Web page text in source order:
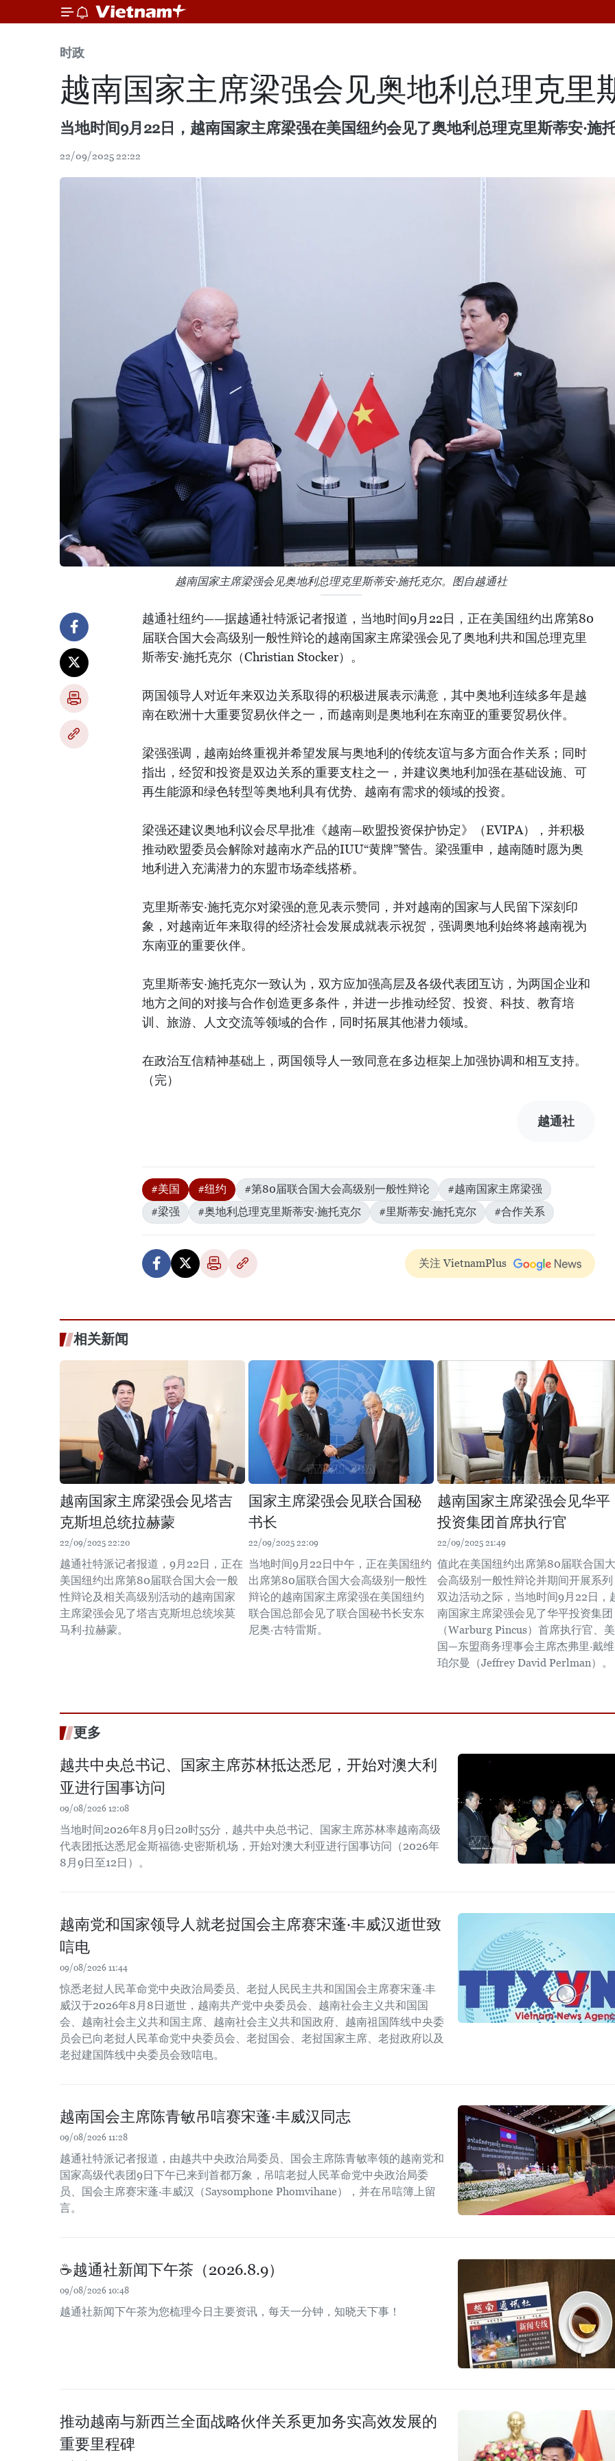
时政
越南国家主席梁强会见奥地利总理克里
当地时间9月22日，越南国家主席梁强在美国纽约会见了奥地利总理克里斯蒂安·施
22/09/2025 22:22
越南国家主席梁强会见奥地利总理克里斯蒂安·施托克尔。图自越通社
越通社纽约——据越通社特派记者报道，当地时间9月22日，正在美国纽约出席第80
届联合国大会高级别一般性辩论的越南国家主席梁强会见了奥地利共和国总理克里
斯蒂安·施托克尔（Christian Stocker）。
两国领导人对近年来双边关系取得的积极进展表示满意，其中奥地利连续多年是越
南在欧洲十大重要贸易伙伴之一，而越南则是奥地利在东南亚的重要贸易伙伴。
梁强强调，越南始终重视并希望发展与奥地利的传统友谊与多方面合作关系；同时
指出，经贸和投资是双边关系的重要支柱之一，并建议奥地利加强在基础设施、可
再生能源和绿色转型等奥地利具有优势、越南有需求的领域的投资。
梁强还建议奥地利议会尽早批准《越南—欧盟投资保护协定》（EVIPA），并积极
推动欧盟委员会解除对越南水产品的IUU“黄牌”警告。梁强重申，越南随时愿为奥
地利进入充满潜力的东盟市场牵线搭桥。
克里斯蒂安·施托克尔对梁强的意见表示赞同，并对越南的国家与人民留下深刻印
象，对越南近年来取得的经济社会发展成就表示祝贺，强调奥地利始终将越南视为
东南亚的重要伙伴。
克里斯蒂安·施托克尔一致认为，双方应加强高层及各级代表团互访，为两国企业和
地方之间的对接与合作创造更多条件，并进一步推动经贸、投资、科技、教育培
训、旅游、人文交流等领域的合作，同时拓展其他潜力领域。
在政治互信精神基础上，两国领导人一致同意在多边框架上加强协调和相互支持。
（完）
越通社
#美国 #纽约 #第80届联合国大会高级别一般性辩论
#越南国家主席梁强
#梁强
#奥地利总理克里斯蒂安·施托克尔 #里斯蒂安·施托克尔 #合作关系
关注 VietnamPlus
相关新闻
越南国家主席梁强会见塔吉
克斯坦总统拉赫蒙
22/09/2025 22:20
越通社特派记者报道，9月22日，正在
美国纽约出席第80届联合国大会一般
性辩论及相关高级别活动的越南国家
主席梁强会见了塔吉克斯坦总统埃莫
马利·拉赫蒙。
国家主席梁强会见联合国秘
书长
22/09/2025 22:09
当地时间9月22日中午，正在美国纽约
出席第80届联合国大会高级别一般性
辩论的越南国家主席梁强在美国纽约
联合国总部会见了联合国秘书长安东
尼奥·古特雷斯。
越南国家主席梁强会见华平
投资集团首席执行官
22/09/2025 21:49
值此在美国纽约出席第80届联合国大
会高级别一般性辩论并期间开展系列
双边活动之际，当地时间9月22日，
南国家主席梁强会见了华平投资集团
（Warburg Pincus）首席执行官、美
国—东盟商务理事会主席杰弗里·戴维
珀尔曼（Jeffrey David Perlman）。 ​
更多
越共中央总书记、国家主席苏林抵达悉尼，开始对澳大利
亚进行国事访问
09/08/2026 12:08
当地时间2026年8月9日20时55分，越共中央总书记、国家主席苏林率越南高级
代表团抵达悉尼金斯福德·史密斯机场，开始对澳大利亚进行国事访问（2026年
8月9日至12日）。
越南党和国家领导人就老挝国会主席赛宋蓬·丰威汉逝世致
唁电
09/08/2026 11:44
惊悉老挝人民革命党中央政治局委员、老挝人民民主共和国国会主席赛宋蓬·丰
威汉于2026年8月8日逝世，越南共产党中央委员会、越南社会主义共和国国
会、越南社会主义共和国主席、越南社会主义共和国政府、越南祖国阵线中央委
员会已向老挝人民革命党中央委员会、老挝国会、老挝国家主席、老挝政府以及
老挝建国阵线中央委员会致唁电。
越南国会主席陈青敏吊唁赛宋蓬·丰威汉同志
09/08/2026 11:28
越通社特派记者报道，由越共中央政治局委员、国会主席陈青敏率领的越南党和
国家高级代表团9日下午已来到首都万象，吊唁老挝人民革命党中央政治局委
员、国会主席赛宋蓬·丰威汉（Saysomphone Phomvihane），并在吊唁簿上留
言。
☕️越通社新闻下午茶（2026.8.9）
09/08/2026 10:48
越通社新闻下午茶为您梳理今日主要资讯，每天一分钟，知晓天下事！
推动越南与新西兰全面战略伙伴关系更加务实高效发展的
重要里程碑